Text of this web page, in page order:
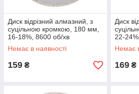
Диск відрізний алмазний, з
суцільною кромкою, 180 мм,
16-18%, 8600 об/хв
INTERTOOL CT-3004
Немає в наявності
159 ₴
Диск
22-
Немає
169 ₴